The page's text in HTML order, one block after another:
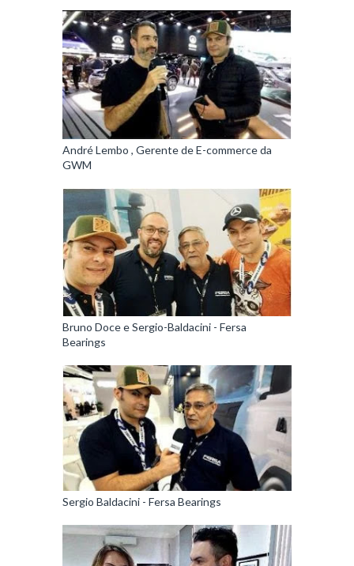
André Lembo , Gerente de E-commerce da
GWM
Bruno Doce e Sergio-Baldacini - Fersa
Bearings
Sergio Baldacini - Fersa Bearings